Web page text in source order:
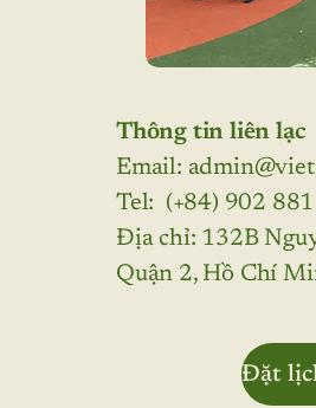
Thông tin liên lạc
Email:
Tel: (+84) 902
Địa chỉ: 132B
Quận 2, Hồ Chí